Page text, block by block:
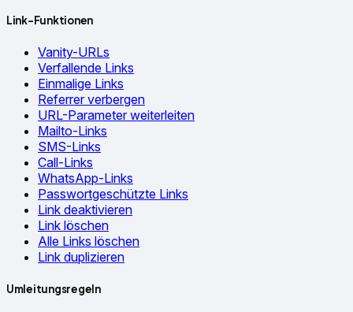
Link-Funktionen
Vanity-URLs
Verfallende Links
Einmalige Links
Referrer verbergen
URL-Parameter weiterleiten
Mailto-Links
SMS-Links
Call-Links
WhatsApp-Links
Passwortgeschützte Links
Link deaktivieren
Link löschen
Alle Links löschen
Link duplizieren
Umleitungsregeln